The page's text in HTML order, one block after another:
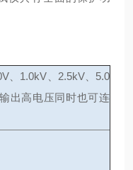
、1.0kV、2.5kV、5.0
出高电压同时也可连